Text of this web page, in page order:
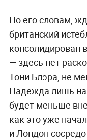
По его словам,
британский
консолидирован
— здесь нет
Тони Блэра, не
Надежда лишь на
будет меньше
как это уже
и Лондон